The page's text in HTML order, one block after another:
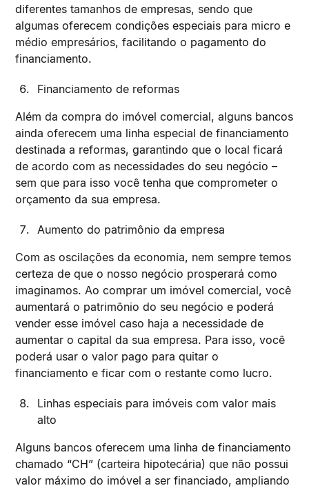
diferentes tamanhos de empresas, sendo que
algumas oferecem condições especiais para micro e
médio empresários, facilitando o pagamento do
financiamento.
Financiamento de reformas
Além da compra do imóvel comercial, alguns bancos
ainda oferecem uma linha especial de financiamento
destinada a reformas, garantindo que o local ficará
de acordo com as necessidades do seu negócio –
sem que para isso você tenha que comprometer o
orçamento da sua empresa.
Aumento do patrimônio da empresa
Com as oscilações da economia, nem sempre temos
certeza de que o nosso negócio prosperará como
imaginamos. Ao comprar um imóvel comercial, você
aumentará o patrimônio do seu negócio e poderá
vender esse imóvel caso haja a necessidade de
aumentar o capital da sua empresa. Para isso, você
poderá usar o valor pago para quitar o
financiamento e ficar com o restante como lucro.
Linhas especiais para imóveis com valor mais
alto
Alguns bancos oferecem uma linha de financiamento
chamado “CH” (carteira hipotecária) que não possui
valor máximo do imóvel a ser financiado, ampliando